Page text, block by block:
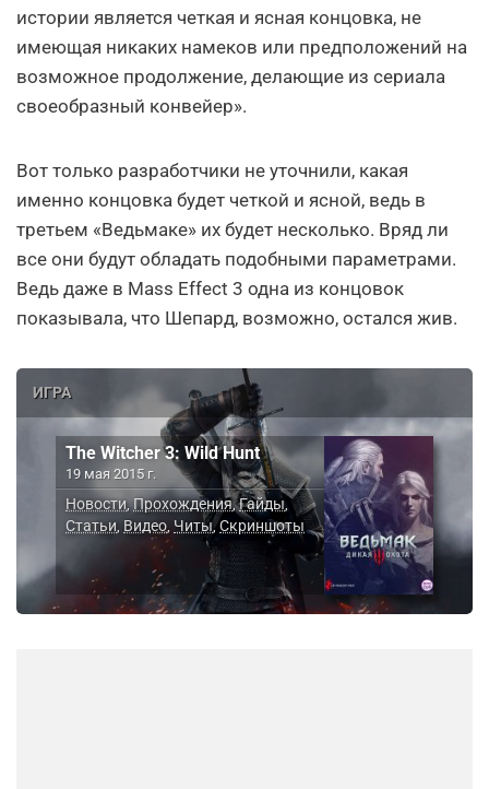
истории является четкая и ясная концовка, не
имеющая никаких намеков или предположений на
возможное продолжение, делающие из сериала
своеобразный конвейер».
Вот только разработчики не уточнили, какая
именно концовка будет четкой и ясной, ведь в
третьем «Ведьмаке» их будет несколько. Вряд ли
все они будут обладать подобными параметрами.
Ведь даже в Mass Effect 3 одна из концовок
показывала, что Шепард, возможно, остался жив.
ИГРА
The Witcher 3: Wild Hunt
19 мая 2015 г.
Новости,Прохождения,Гайды,
Статьи, Видео, Читы,Скриншоты